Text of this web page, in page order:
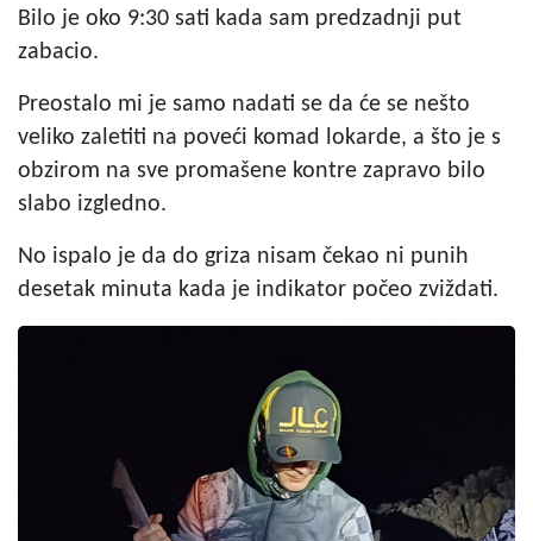
Bilo je oko 9:30 sati kada sam predzadnji put
zabacio.
Preostalo mi je samo nadati se da će se nešto
veliko zaletiti na poveći komad lokarde, a što je s
obzirom na sve promašene kontre zapravo bilo
slabo izgledno.
No ispalo je da do griza nisam čekao ni punih
desetak minuta kada je indikator počeo zviždati.